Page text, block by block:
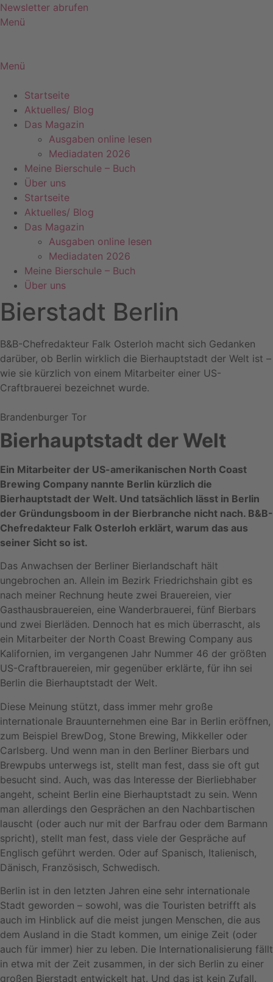
Zum
Inhalt
Newsletter abrufen
Menü
Menü
Startseite
Aktuelles/ Blog
Das Magazin
Ausgaben online lesen
Mediadaten 2026
Meine Bierschule – Buch
Über uns
Startseite
Aktuelles/ Blog
Das Magazin
Ausgaben online lesen
Mediadaten 2026
Meine Bierschule – Buch
Über uns
Bierstadt Berlin
B&B-Chefredakteur Falk Osterloh macht sich Gedanken
darüber, ob Berlin wirklich die Bierhauptstadt der Welt ist –
wie sie kürzlich von einem Mitarbeiter einer US-
Craftbrauerei bezeichnet wurde.
Brandenburger Tor
Bierhauptstadt der Welt
Ein Mitarbeiter der US-amerikanischen North Coast
Brewing Company nannte Berlin kürzlich die
Bierhauptstadt der Welt. Und tatsächlich lässt in Berlin
der Gründungsboom in der Bierbranche nicht nach. B&B-
Chefredakteur Falk Osterloh erklärt, warum das aus
seiner Sicht so ist.
Das Anwachsen der Berliner Bierlandschaft hält
ungebrochen an. Allein im Bezirk Friedrichshain gibt es
nach meiner Rechnung heute zwei Brauereien, vier
Gasthausbrauereien, eine Wanderbrauerei, fünf Bierbars
und zwei Bierläden. Dennoch hat es mich überrascht, als
ein Mitarbeiter der North Coast Brewing Company aus
Kalifornien, im vergangenen Jahr Nummer 46 der größten
US-Craftbrauereien, mir gegenüber erklärte, für ihn sei
Berlin die Bierhauptstadt der Welt.
Diese Meinung stützt, dass immer mehr große
internationale Brauunternehmen eine Bar in Berlin eröffnen,
zum Beispiel BrewDog, Stone Brewing, Mikkeller oder
Carlsberg. Und wenn man in den Berliner Bierbars und
Brewpubs unterwegs ist, stellt man fest, dass sie oft gut
besucht sind. Auch, was das Interesse der Bierliebhaber
angeht, scheint Berlin eine Bierhauptstadt zu sein. Wenn
man allerdings den Gesprächen an den Nachbartischen
lauscht (oder auch nur mit der Barfrau oder dem Barmann
spricht), stellt man fest, dass viele der Gespräche auf
Englisch geführt werden. Oder auf Spanisch, Italienisch,
Dänisch, Französisch, Schwedisch.
Berlin ist in den letzten Jahren eine sehr internationale
Stadt geworden – sowohl, was die Touristen betrifft als
auch im Hinblick auf die meist jungen Menschen, die aus
dem Ausland in die Stadt kommen, um einige Zeit (oder
auch für immer) hier zu leben. Die Internationalisierung fällt
in etwa mit der Zeit zusammen, in der sich Berlin zu einer
großen Bierstadt entwickelt hat. Und das ist kein Zufall.